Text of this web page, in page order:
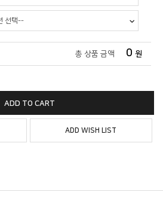
총 상품 금액 0 원
ADD TO CART
ADD WISH LIST